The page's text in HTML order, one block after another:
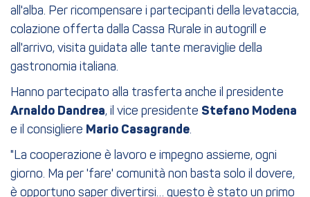
all'alba. Per ricompensare i partecipanti della levataccia,
colazione offerta dalla Cassa Rurale in autogrill e
all'arrivo, visita guidata alle tante meraviglie della
gastronomia italiana.
Hanno partecipato alla trasferta anche il presidente
Arnaldo Dandrea, il vice presidente Stefano Modena
e il consigliere Mario Casagrande.
"La cooperazione è lavoro e impegno assieme, ogni
giorno. Ma per 'fare' comunità non basta solo il dovere,
è opportuno saper divertirsi… questo è stato un primo